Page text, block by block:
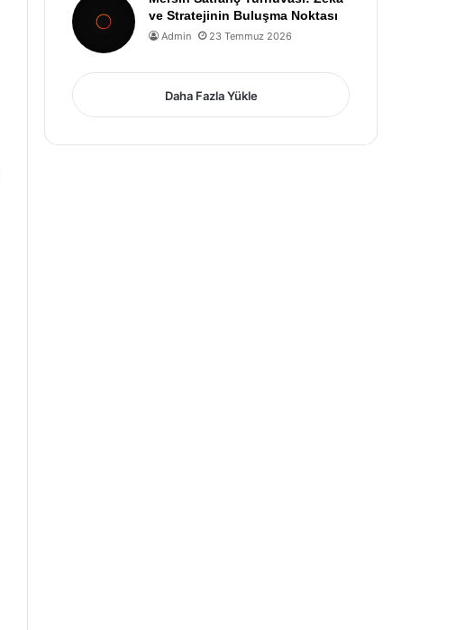
ve Stratejinin Buluşma Noktası
Admin 23 Temmuz 2026
Daha Fazla Yükle